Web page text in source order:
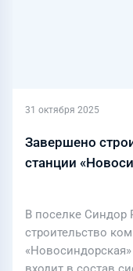
31 октября 2025
Завершено
станции
В поселке Синдор
строительство